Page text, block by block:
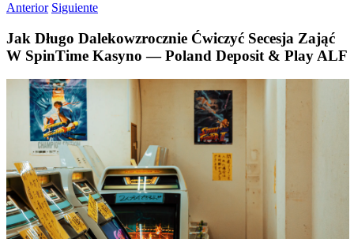
Anterior Siguiente
Jak Długo Dalekowzrocznie Ćwiczyć Secesja Zająć
W SpinTime Kasyno — Poland Deposit & Play ALF